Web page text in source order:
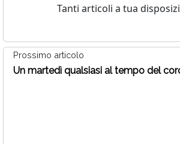
Tanti articoli a tua
Prossimo articolo
Un martedì qualsiasi al tempo del